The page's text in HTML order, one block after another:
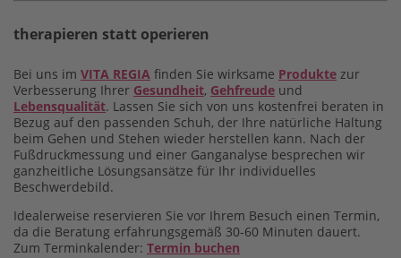
therapieren statt operieren
Bei uns im VITA REGIA finden Sie wirksame Produkte zur
Verbesserung Ihrer Gesundheit, Gehfreude und
Lebensqualität. Lassen Sie sich von uns kostenfrei beraten in
Bezug auf den passenden Schuh, der Ihre natürliche Haltung
beim Gehen und Stehen wieder herstellen kann. Nach der
Fußdruckmessung und einer Ganganalyse besprechen wir
ganzheitliche Lösungsansätze für Ihr individuelles
Beschwerdebild.
Idealerweise reservieren Sie vor Ihrem Besuch einen Termin,
da die Beratung erfahrungsgemäß 30-60 Minuten dauert.
Zum Terminkalender: Termin buchen